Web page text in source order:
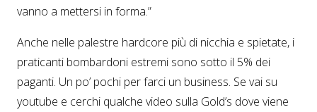
vanno a mettersi in forma.”
Anche nelle palestre hardcore più di nicchia e spietate, i
praticanti bombardoni estremi sono sotto il 5% dei
paganti. Un po’ pochi per farci un business. Se vai su
youtube e cerchi qualche video sulla Gold’s dove viene